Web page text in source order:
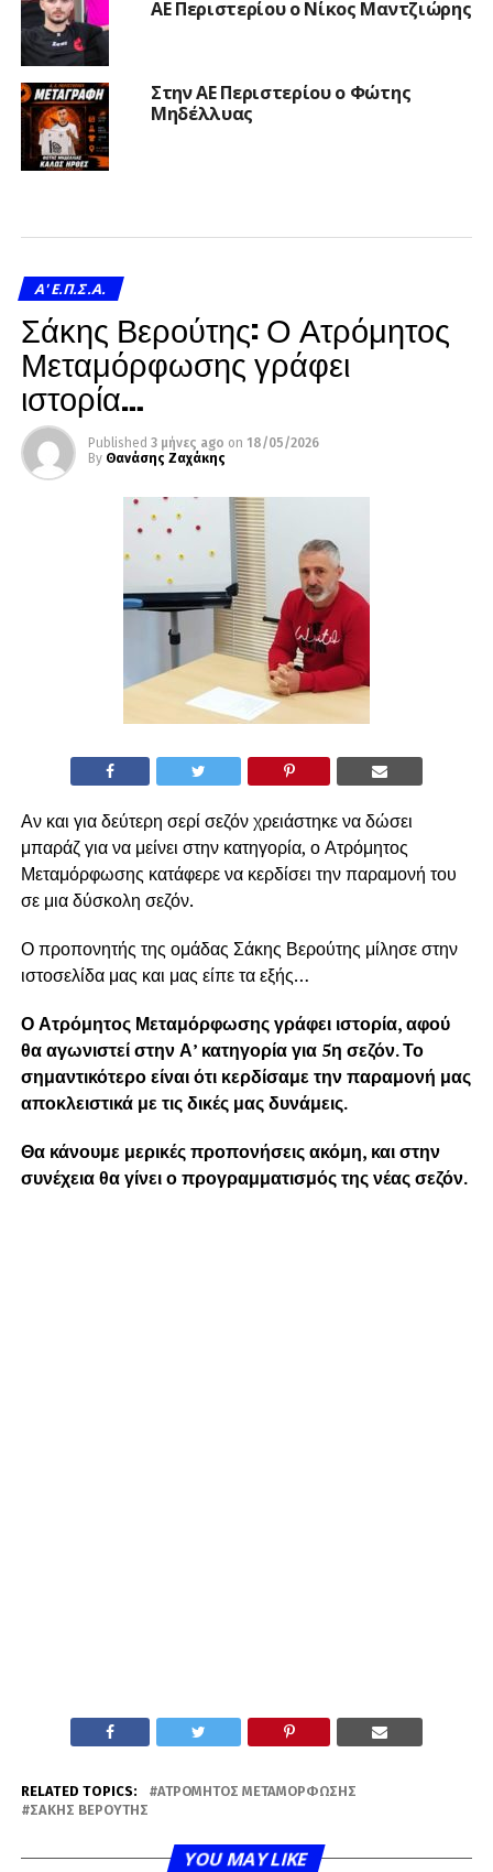
ΑΕ Περιστερίου ο Νίκος Μαντζιώρης
Στην ΑΕ Περιστερίου ο Φώτης
Μηδέλλυας
A' Ε.Π.Σ.Α.
Σάκης Βερούτης: Ο Ατρόμητος
Μεταμόρφωσης γράφει
ιστορία…
Published 3 μήνες ago on 18/05/2026
By Θανάσης Ζαχάκης
Αν και για δεύτερη σερί σεζόν χρειάστηκε να δώσει
μπαράζ για να μείνει στην κατηγορία, ο Ατρόμητος
Μεταμόρφωσης κατάφερε να κερδίσει την παραμονή του
σε μια δύσκολη σεζόν.
Ο προπονητής της ομάδας Σάκης Βερούτης μίλησε στην
ιστοσελίδα μας και μας είπε τα εξής…
Ο Ατρόμητος Μεταμόρφωσης γράφει ιστορία, αφού
θα αγωνιστεί στην Α’ κατηγορία για 5η σεζόν. Το
σημαντικότερο είναι ότι κερδίσαμε την παραμονή μας
αποκλειστικά με τις δικές μας δυνάμεις.
Θα κάνουμε μερικές προπονήσεις ακόμη, και στην
συνέχεια θα γίνει ο προγραμματισμός της νέας σεζόν.
RELATED TOPICS:
ΑΤΡΌΜΗΤΟΣ ΜΕΤΑΜΌΡΦΩΣΗΣ
ΣΆΚΗΣ ΒΕΡΟΎΤΗΣ
YOU MAY LIKE